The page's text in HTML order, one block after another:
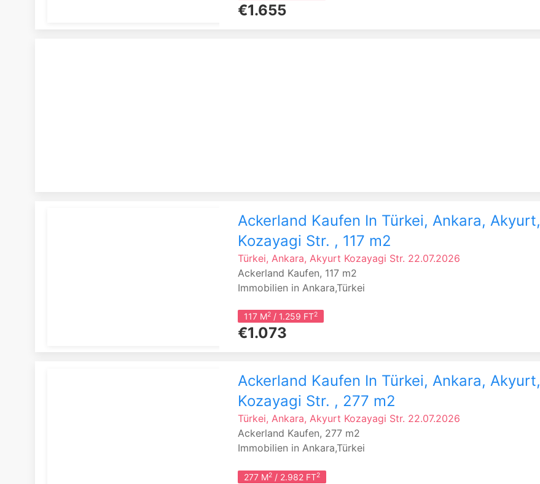
€1.655
Ackerland Kaufen In Türkei, Ankara, Akyurt,
Kozayagi Str. , 117 m2
Türkei, Ankara, Akyurt Kozayagi Str. 22.07.2026
Ackerland Kaufen, 117 m2
Immobilien in Ankara,Türkei
117 M2 / 1.259 FT2
€1.073
Ackerland Kaufen In Türkei, Ankara, Akyurt,
Kozayagi Str. , 277 m2
Türkei, Ankara, Akyurt Kozayagi Str. 22.07.2026
Ackerland Kaufen, 277 m2
Immobilien in Ankara,Türkei
277 M2 / 2.982 FT2